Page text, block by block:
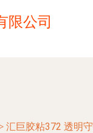
限公司
> 汇巨胶粘372 透明